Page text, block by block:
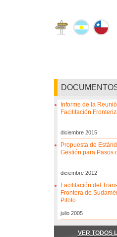
Informe de la
Facilitación
diciembre 2015
Propuesta de
Gestión para Pasos
diciembre 2012
Facilitación del
Frontera de
Piloto
julio 2005
VER TODOS